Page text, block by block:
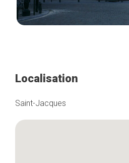
Localisation
Saint-Jacques